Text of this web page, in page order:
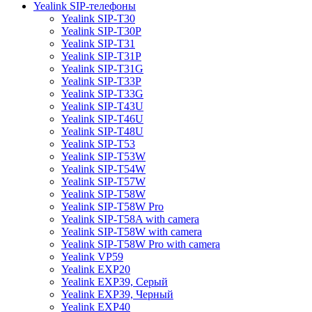
Yealink SIP-телефоны
Yealink SIP-T30
Yealink SIP-T30P
Yealink SIP-T31
Yealink SIP-T31P
Yealink SIP-T31G
Yealink SIP-T33P
Yealink SIP-T33G
Yealink SIP-T43U
Yealink SIP-T46U
Yealink SIP-T48U
Yealink SIP-T53
Yealink SIP-T53W
Yealink SIP-T54W
Yealink SIP-T57W
Yealink SIP-T58W
Yealink SIP-T58W Pro
Yealink SIP-T58A with camera
Yealink SIP-T58W with camera
Yealink SIP-T58W Pro with camera
Yealink VP59
Yealink EXP20
Yealink EXP39, Серый
Yealink EXP39, Черный
Yealink EXP40